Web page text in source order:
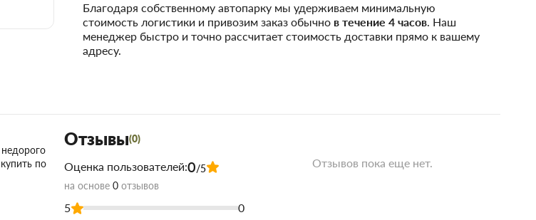
Благодаря собственному автопарку мы удерживаем минимальную
стоимость логистики и привозим заказ обычно в течение 4 часов. Наш
менеджер быстро и точно рассчитает стоимость доставки прямо к вашему
адресу.
недорого
по
Отзывы(0)
Оценка пользователей:0/5
на основе 0 отзывов
5
0
Отзывов пока еще нет.